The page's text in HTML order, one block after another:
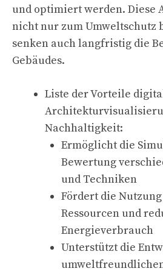
und optimiert werden. Diese
nicht nur zum Umweltschutz
senken auch langfristig die
Gebäudes.
Liste der Vorteile
Nachhaltigkeit:
Ermöglicht die
Bewertung
und Techniken
Fördert die
Ressourcen und
Energieverbrauch
Unterstützt die